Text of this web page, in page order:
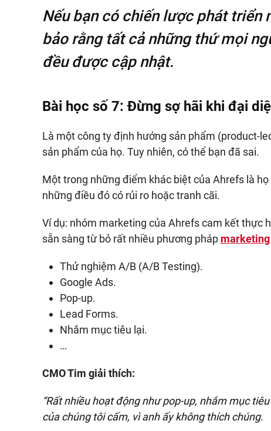
Nếu bạn có chiến lược phát triển
bảo rằng tất cả những thứ mọi
đều được cập nhật.
Bài học số 7: Đừng sợ hãi khi đại
Là một công ty định hướng sản phẩm (product-
sản phẩm của họ. Tuy nhiên, có thể bạn đã sai.
Một trong những điểm khác biệt của Ahrefs là
những điều đó có rủi ro hoặc tranh cãi.
Ví dụ: nhóm marketing của Ahrefs cam kết thực
sẵn sàng từ bỏ rất nhiều phương pháp marketing
Thử nghiệm A/B (A/B Testing).
Google Ads.
Pop-up.
Lead Forms.
Nhắm mục tiêu lại.
…
CMO Tim giải thích:
“Rất nhiều hoạt động như pop-up, nhắm mục
của chúng tôi cấm, vì anh ấy không thích chúng.